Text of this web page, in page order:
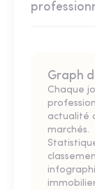
Graph
Chaque
actualité
marchés.